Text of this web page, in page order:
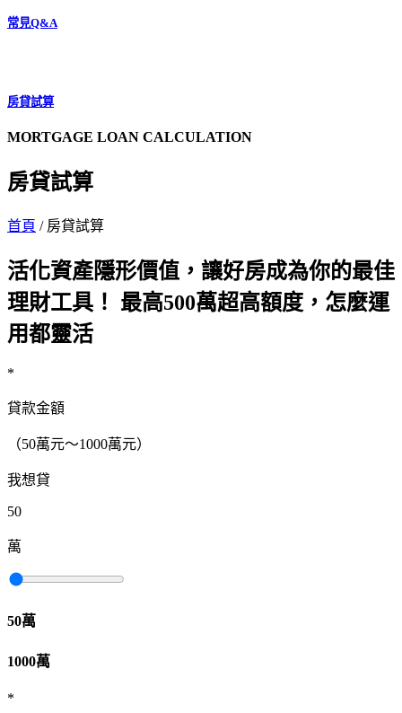
常見Q&A
房貸試算
MORTGAGE LOAN CALCULATION
房貸試算
首頁 / 房貸試算
活化資產隱形價值，讓好房成為你的最佳
理財工具！ 最高500萬超高額度，怎麼運
用都靈活
*
貸款金額
（50萬元～1000萬元）
我想貸
50
萬
50萬
1000萬
*